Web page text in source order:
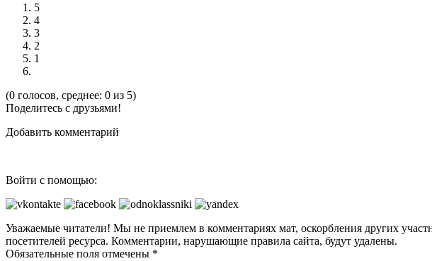
5
4
3
2
1
(0 голосов, среднее: 0 из 5)
Поделитесь с друзьями!
Добавить комментарий
Войти с помощью:
Уважаемые читатели! Мы не приемлем в комментариях мат, оскорбления других
посетителей ресурса. Комментарии, нарушающие правила сайта, будут удалены.
Обязательные поля отмечены *